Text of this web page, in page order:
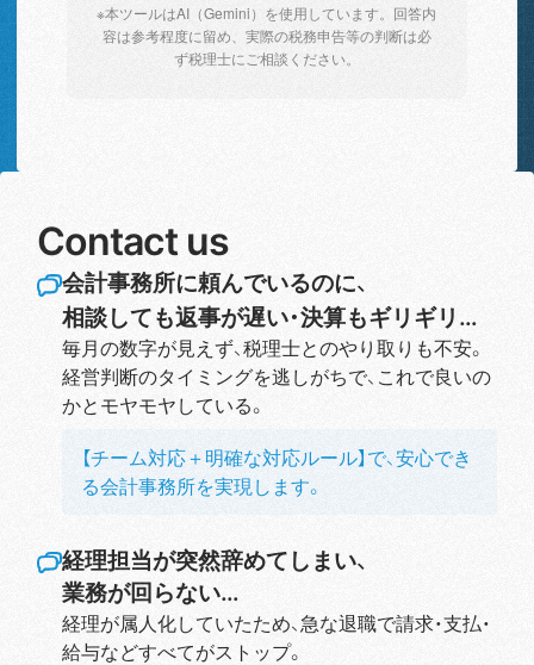
※本ツールはAI（Gemini）を使用しています。回答内
容は参考程度に留め、実際の税務申告等の判断は必
ず税理士にご相談ください。
Contact us
会計事務所に頼んでいるのに、
相談しても返事が遅い・決算もギリギリ…
毎月の数字が見えず、税理士とのやり取りも不安。
経営判断のタイミングを逃しがちで、これで良いの
かとモヤモヤしている。
【チーム対応＋明確な対応ルール】で、安心でき
る会計事務所を実現します。
経理担当が突然辞めてしまい、
業務が回らない…
経理が属人化していたため、急な退職で請求・支払・
給与などすべてがストップ。